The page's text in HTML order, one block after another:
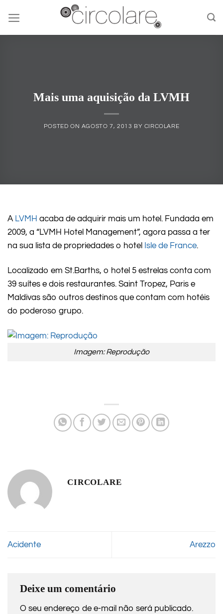
content
Mais uma aquisição da LVMH
POSTED ON AGOSTO 7, 2013 BY CIRCOLARE
A LVMH acaba de adquirir mais um hotel. Fundada em
2009, a “LVMH Hotel Management”, agora passa a ter
na sua lista de propriedades o hotel
Isle de France.
Localizado em St.Barths, o hotel 5 estrelas conta com
39 suítes e dois restaurantes. Saint Tropez, Paris e
Maldivas são outros destinos que contam com hotéis
do poderoso grupo.
Imagem: Reprodução
CIRCOLARE
Acidente Arezzo
Deixe um comentário
O seu endereço de e-mail não será publicado.